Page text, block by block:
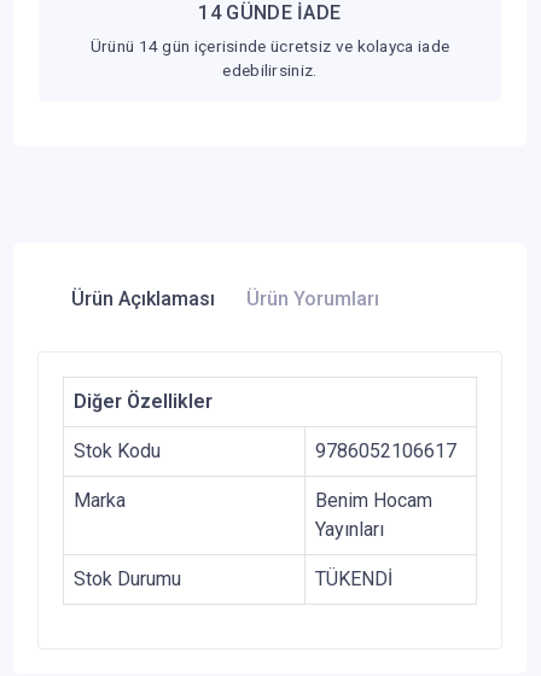
14 GÜNDE İADE
Ürünü 14 gün içerisinde ücretsiz ve kolayca iade
edebilirsiniz.
Ürün Açıklaması Ürün Yorumları
Diğer Özellikler
Stok Kodu 9786052106617
Marka
Benim Hocam
Yayınları
Stok Durumu TÜKENDİ